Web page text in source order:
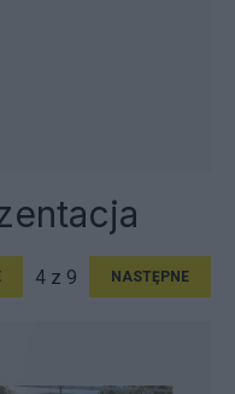
4 z 9 NASTĘPNE